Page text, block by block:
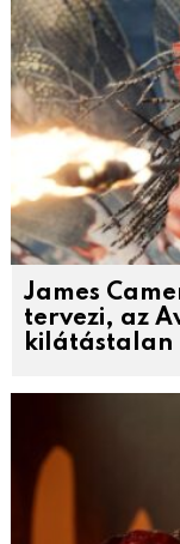
James
tervezi, az
kilátástalan